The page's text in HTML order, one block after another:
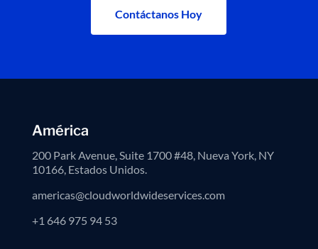
Contáctanos Hoy
América
200 Park Avenue, Suite 1700 #48, Nueva York, NY
10166, Estados Unidos.
americas@cloudworldwideservices.com
+1 646 975 94 53